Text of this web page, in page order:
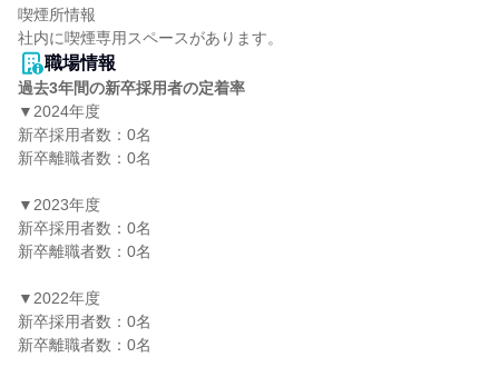
喫煙所情報
社内に喫煙専用スペースがあります。
職場情報
過去3年間の新卒採用者の定着率
▼2024年度
新卒採用者数：0名
新卒離職者数：0名
▼2023年度
新卒採用者数：0名
新卒離職者数：0名
▼2022年度
新卒採用者数：0名
新卒離職者数：0名